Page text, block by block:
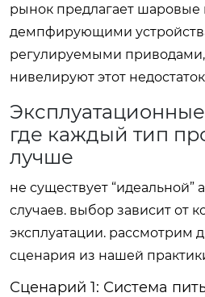
рынок предлагает шаровые
демпфирующими
регулируемыми
нивелируют этот
где каждый тип
лучше
не существует “идеальной”
случаев. выбор зависит от
эксплуатации. рассмотрим
сценария из нашей
Сценарий 1: Система